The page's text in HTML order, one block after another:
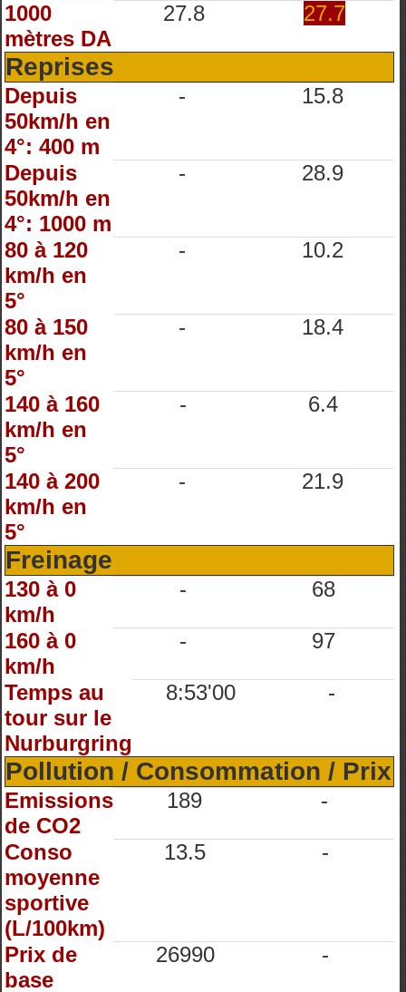
1000
mètres DA
27.8 27.7
Reprises
Depuis
50km/h en
4°: 400 m
- 15.8
Depuis
50km/h en
4°: 1000 m
- 28.9
80 à 120
km/h en
5°
- 10.2
80 à 150
km/h en
5°
- 18.4
140 à 160
km/h en
5°
- 6.4
140 à 200
km/h en
5°
- 21.9
Freinage
130 à 0
km/h
- 68
160 à 0
km/h
- 97
Temps au
tour sur le
Nurburgring
8:53'00 -
Pollution / Consommation / Prix
Emissions
de CO2
189 -
Conso
moyenne
sportive
(L/100km)
13.5 -
Prix de
base
26990 -